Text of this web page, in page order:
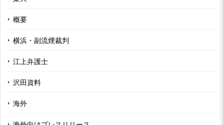
概要
横浜・副流煙裁判
江上弁護士
沢田資料
海外